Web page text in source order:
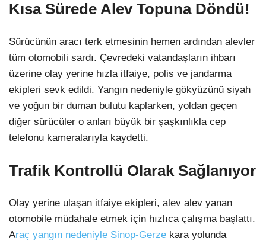
Kısa Sürede Alev Topuna Döndü!
Sürücünün aracı terk etmesinin hemen ardından alevler
tüm otomobili sardı. Çevredeki vatandaşların ihbarı
üzerine olay yerine hızla itfaiye, polis ve jandarma
ekipleri sevk edildi. Yangın nedeniyle gökyüzünü siyah
ve yoğun bir duman bulutu kaplarken, yoldan geçen
diğer sürücüler o anları büyük bir şaşkınlıkla cep
telefonu kameralarıyla kaydetti.
Trafik Kontrollü Olarak Sağlanıyor
Olay yerine ulaşan itfaiye ekipleri, alev alev yanan
otomobile müdahale etmek için hızlıca çalışma başlattı.
Araç yangın nedeniyle Sinop-Gerze kara yolunda